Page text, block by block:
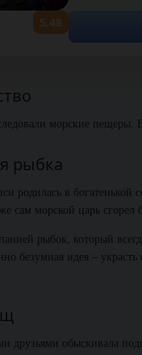
5.48
морские
рыбка
родилась в богатенькой
сам морской царь сгорел
рыбок, который
безумная идея –
друзьями обыскивала